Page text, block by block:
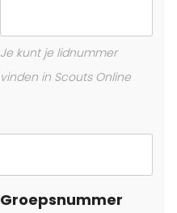
Je kunt je lidnummer
vinden in Scouts Online
Groepsnummer